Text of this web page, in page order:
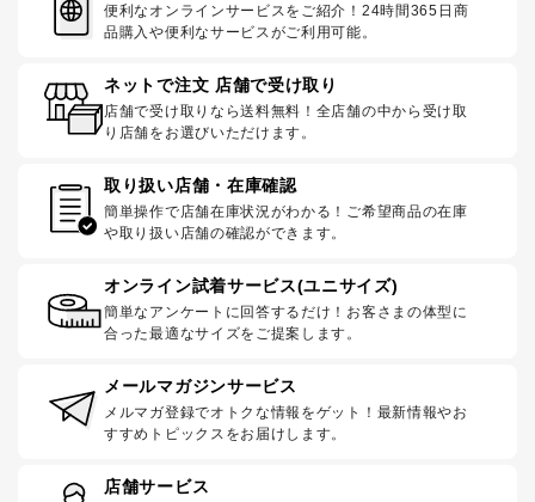
便利なオンラインサービスをご紹介！24時間365日商
品購入や便利なサービスがご利用可能。
ネットで注文 店舗で受け取り
店舗で受け取りなら送料無料！全店舗の中から受け取
り店舗をお選びいただけます。
取り扱い店舗・在庫確認
簡単操作で店舗在庫状況がわかる！ご希望商品の在庫
や取り扱い店舗の確認ができます。
オンライン試着サービス(ユニサイズ)
簡単なアンケートに回答するだけ！お客さまの体型に
合った最適なサイズをご提案します。
メールマガジンサービス
メルマガ登録でオトクな情報をゲット！最新情報やお
すすめトピックスをお届けします。
店舗サービス